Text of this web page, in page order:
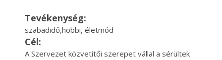
Tevékenység:
szabadidő,hobbi, életmód
Cél:
A Szervezet közvetítői szerepet vállal a sérültek